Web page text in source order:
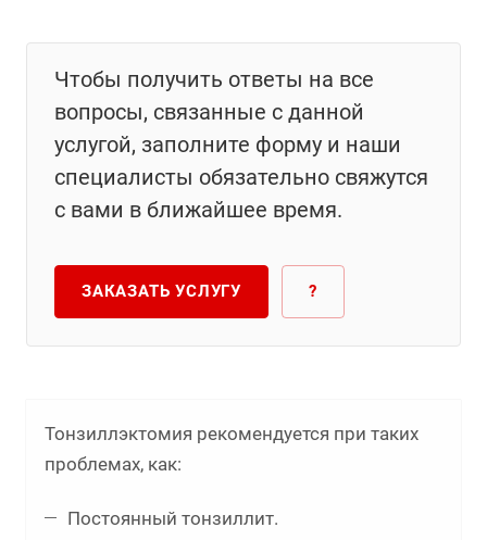
Чтобы получить ответы на все
вопросы, связанные с данной
услугой, заполните форму и наши
специалисты обязательно свяжутся
с вами в ближайшее время.
ЗАКАЗАТЬ УСЛУГУ ?
Тонзиллэктомия рекомендуется при таких
проблемах, как:
Постоянный тонзиллит.